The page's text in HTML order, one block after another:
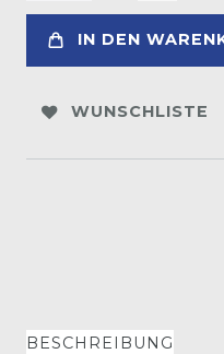
IN DEN
WUNSCHLISTE
BESCHREIBUNG